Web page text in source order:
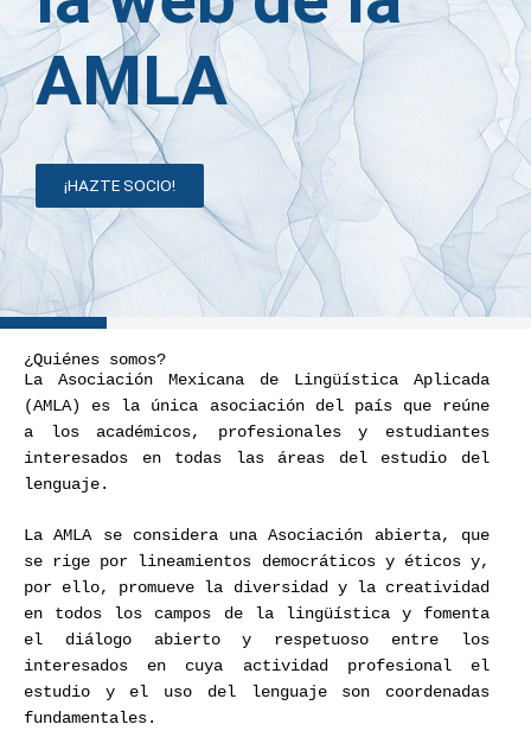
AMLA
¡HAZTE SOCIO!
¿Quiénes somos?
La Asociación Mexicana de Lingüística Aplicada
(AMLA) es la única asociación del país que reúne
a los académicos, profesionales y estudiantes
interesados en todas las áreas del estudio del
lenguaje.
La AMLA se considera una Asociación abierta, que
se rige por lineamientos democráticos y éticos y,
por ello, promueve la diversidad y la creatividad
en todos los campos de la lingüística y fomenta
el diálogo abierto y respetuoso entre los
interesados en cuya actividad profesional el
estudio y el uso del lenguaje son coordenadas
fundamentales.